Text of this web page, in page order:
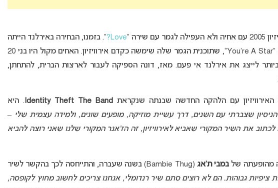
“
Love?
“. בזמנו, הבחירה באירלנד הייתה
דרך תוכנית ריאליטי מוזיקלית בשם “You’re A Star”, שתוכנית הגמר שלה שימשה כקדם אירוויזיון. האחים מקול היו בני 20
ביותר לייצג את אירלנד אי פעם. מאז, דונה הספיקה לעבור לארצות הברית, להתחתן,
האירוויזיון עם הלהקה החדשה שבנתה שנקראת Identity Theft The Band . היא
שצברתי עם השנים, דרך עשיית מוזיקה, מופעים שונים, ולמידה עצמית שלי –
לכתוב את השיר המקורי שאביא לאירוויזיון, זה הז’אנר המקורי שלנו שאני רוצה להביא
מהופעתה של במבי ת’אג
(Bambie Thug) בשנה שעברה, והתייחסה לכך בהקשר לשיר
ציפיות גבוהות. הם לא רוצים סתם שיר רנדומלי, אנחנו צריכים לחשוב מחוץ לקופסה,